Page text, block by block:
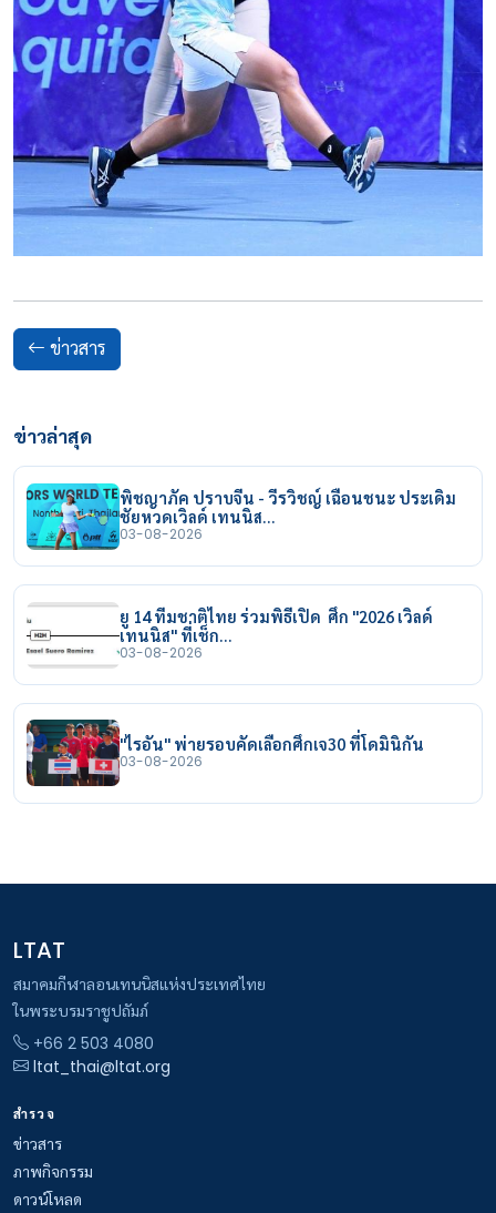
ข่าวสาร
ข่าวล่าสุด
พิชญาภัค ปราบจีน - วีรวิชญ์ เฉือนชนะ ประเดิม
ชัยหวดเวิลด์ เทนนิส…
03-08-2026
ยู 14 ทีมชาติไทย ร่วมพิธีเปิด ศึก "2026 เวิลด์
เทนนิส" ที่เช็ก…
03-08-2026
"ไรอัน" พ่ายรอบคัดเลือกศึกเจ30 ที่โดมินิกัน
03-08-2026
LTAT
สมาคมกีฬาลอนเทนนิสแห่งประเทศไทย
ในพระบรมราชูปถัมภ์
+66 2 503 4080
ltat_thai@ltat.org
สำรวจ
ข่าวสาร
ภาพกิจกรรม
ดาวน์โหลด